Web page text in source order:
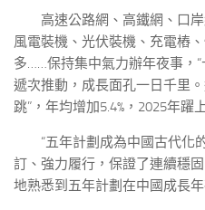
高速公路網、高鐵網、口
風電裝機、光伏裝機、充電樁
多……保持集中氣力辦年夜事，
遞次推動，成長面孔一日千里
跳”，年均增加5.4%，2025年躍
“五年計劃成為中國古代化
訂、強力履行，保證了連續穩
地熟悉到五年計劃在中國成長